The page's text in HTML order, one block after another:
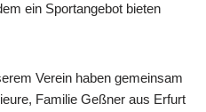
ein Sportangebot bieten
Verein haben gemeinsam
Familie Geßner aus Erfurt